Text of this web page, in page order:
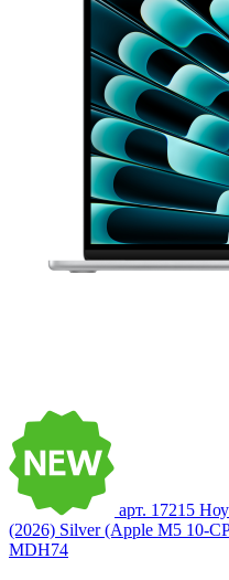
арт. 17215
(2026) Silver (Apple M5 10-
MDH74